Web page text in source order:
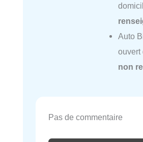
Auto
ouvert
non
Pas de commentaire